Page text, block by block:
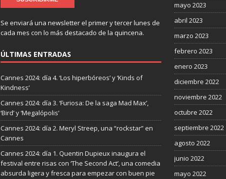
Se enviará una newsletter el primer y tercer lunes de
cada mes con lo más destacado de la quincena.
ÚLTIMAS ENTRADAS
Cannes 2024: día 4. ‘Los hiperbóreos’ y ‘Kinds of
Kindness’
Cannes 2024: día 3. ‘Furiosa: De la saga Mad Max’,
‘Bird’ y ‘Megalópolis’
Cannes 2024: día 2. Meryl Streep, una “rockstar” en
Cannes
Cannes 2024: día 1. Quentin Dupieux inaugura el
festival entre risas con ‘The Second Act’, una comedia
absurda ligera y fresca para empezar con buen pie
mayo 2023
abril 2023
marzo 2023
febrero 2023
enero 2023
diciembre 2022
noviembre 2022
octubre 2022
septiembre 2022
agosto 2022
junio 2022
mayo 2022